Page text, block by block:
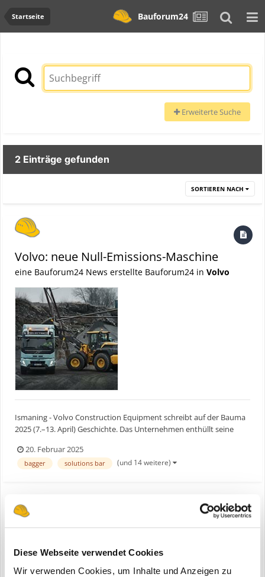
Diese Webseite verwendet Cookies
Wir verwenden Cookies, um Inhalte und Anzeigen zu
Startseite Bauforum24
Erweiterte Suche
2 Einträge gefunden
SORTIEREN NACH
Volvo: neue Null-Emissions-Maschine
eine Bauforum24 News erstellte Bauforum24 in Volvo
Ismaning - Volvo Construction Equipment schreibt auf der Bauma
2025 (7.–13. April) Geschichte. Das Unternehmen enthüllt seine
exklusive, vollelektrische Produktreihe und markiert einen
bedeutenden Meilenstein im Engagement von Volvo...
20. Februar 2025
bagger solutions bar (und 14 weitere)
ein Thema erstellte Bauforum24 inNews aus der